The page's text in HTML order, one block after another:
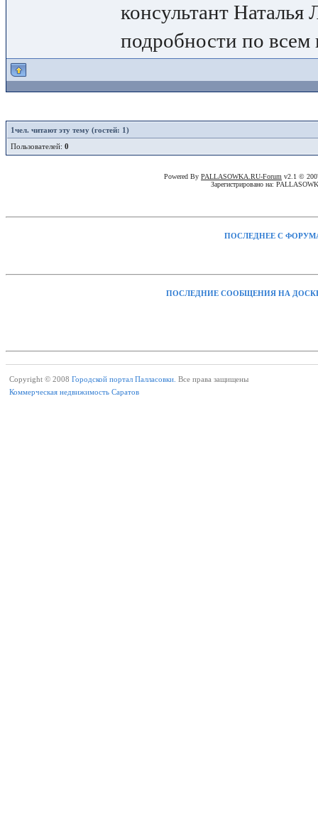
консультант Наталья
подробности по всем
1чел. читают эту тему (гостей: 1)
Пользователей: 0
Powered By PALLASOWKA.RU-Forum v2.1 ©
Зарегистрировано на:
ПОСЛЕДНЕЕ С
ПОСЛЕДНИЕ СООБЩЕНИЯ НА
Copyright © 2008 Городской портал Палласовки. Все права защищены
Коммерческая недвижимость Саратов